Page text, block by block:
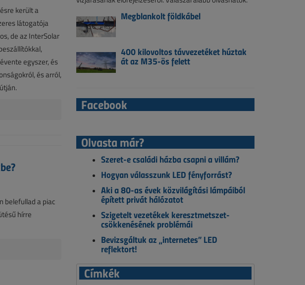
került a
látogatója
de az InterSolar
egyszer, és
és arról,
belefullad a piac
hírre
Megblankolt földkábel
400 kilovoltos távvezetéket húztak
át az M35-ös felett
Facebook
Olvasta már?
Szeret-e családi házba csapni a villám?
Hogyan válasszunk LED fényforrást?
Aki a 80-as évek közvilágítási lámpáiból
épített privát hálózatot
Szigetelt vezetékek keresztmetszet-
csökkenésének problémái
Bevizsgáltuk az „internetes” LED
reflektort!
Címkék